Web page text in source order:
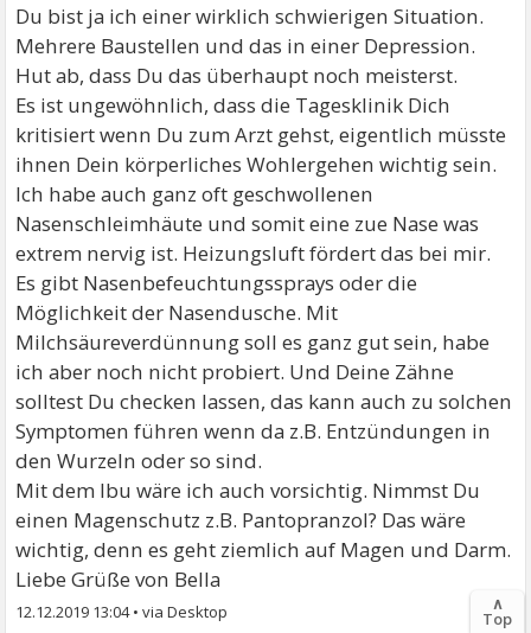
Du bist ja ich einer wirklich schwierigen Situation.
Mehrere Baustellen und das in einer Depression.
Hut ab, dass Du das überhaupt noch meisterst.
Es ist ungewöhnlich, dass die Tagesklinik Dich
kritisiert wenn Du zum Arzt gehst, eigentlich müsste
ihnen Dein körperliches Wohlergehen wichtig sein.
Ich habe auch ganz oft geschwollenen
Nasenschleimhäute und somit eine zue Nase was
extrem nervig ist. Heizungsluft fördert das bei mir.
Es gibt Nasenbefeuchtungssprays oder die
Möglichkeit der Nasendusche. Mit
Milchsäureverdünnung soll es ganz gut sein, habe
ich aber noch nicht probiert. Und Deine Zähne
solltest Du checken lassen, das kann auch zu solchen
Symptomen führen wenn da z.B. Entzündungen in
den Wurzeln oder so sind.
Mit dem Ibu wäre ich auch vorsichtig. Nimmst Du
einen Magenschutz z.B. Pantopranzol? Das wäre
wichtig, denn es geht ziemlich auf Magen und Darm.
Liebe Grüße von Bella
12.12.2019 13:04• ∧
Top